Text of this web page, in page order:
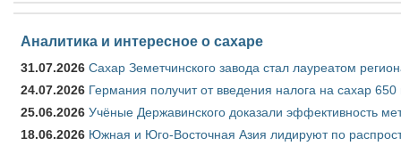
Аналитика и интересное о сахаре
31.07.2026 Сахар Земетчинского завода стал лауреатом
24.07.2026 Германия получит от введения налога на сахар
25.06.2026 Учёные Державинского доказали эффективность
18.06.2026 Южная и Юго-Восточная Азия лидируют по